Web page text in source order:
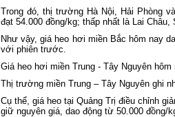
Trong đó, thị trường Hà Nội, Hải Phòng
đạt 54.000 đồng/kg; thấp nhất là Lai
Như vậy, giá heo hơi miền Bắc hôm nay
với phiên trước.
Giá heo hơi miền Trung - Tây Nguyên hôm
Thị trường miền Trung – Tây Nguyên ghi
Cụ thể, giá heo tại Quảng Trị điều chỉnh
giữ nguyên giá, dao động từ 50.000 đồng/